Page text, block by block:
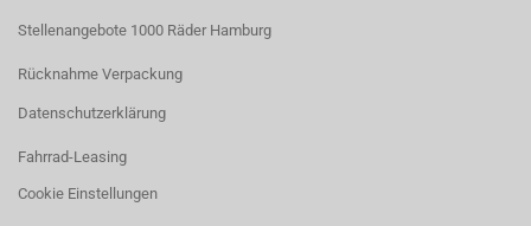
Stellenangebote 1000 Räder Hamburg
Rücknahme Verpackung
Datenschutzerklärung
Fahrrad-Leasing
Cookie Einstellungen